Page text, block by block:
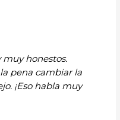
muy honestos.
pena cambiar la
¡Eso habla muy